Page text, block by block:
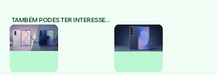
TAMBÉM PODES TER INTERESSE…